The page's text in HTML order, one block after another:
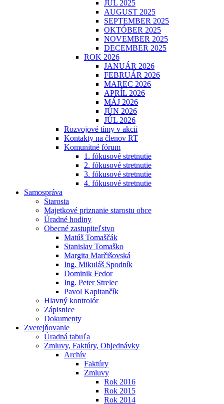
JÚL 2025
AUGUST 2025
SEPTEMBER 2025
OKTÓBER 2025
NOVEMBER 2025
DECEMBER 2025
ROK 2026
JANUÁR 2026
FEBRUÁR 2026
MAREC 2026
APRÍL 2026
MÁJ 2026
JÚN 2026
JÚL 2026
Rozvojové tímy v akcii
Kontakty na členov RT
Komunitné fórum
1. fókusové stretnutie
2. fókusové stretnutie
3. fókusové stretnutie
4. fókusové stretnutie
Samospráva
Starosta
Majetkové priznanie starostu obce
Úradné hodiny
Obecné zastupiteľstvo
Matúš Tomaščák
Stanislav Tomaško
Margita Marčišovská
Ing. Mikuláš Spodník
Dominik Fedor
Ing. Peter Strelec
Pavol Kapitančík
Hlavný kontrolór
Zápisnice
Dokumenty
Zverejňovanie
Úradná tabuľa
Zmluvy, Faktúry, Objednávky
Archív
Faktúry
Zmluvy
Rok 2016
Rok 2015
Rok 2014